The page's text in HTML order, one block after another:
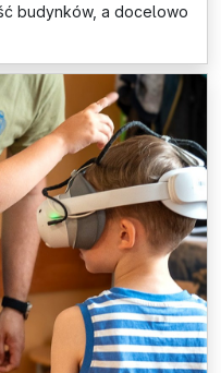
budynków, a docelowo